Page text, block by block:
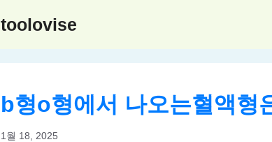
toolovise
b형o형에서 나오는혈액형
1월 18, 2025